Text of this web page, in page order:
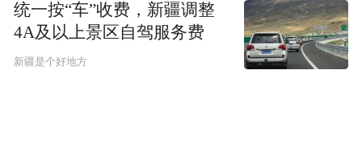
统一按“车”收费，新疆调整
4A及以上景区自驾服务费
新疆是个好地方